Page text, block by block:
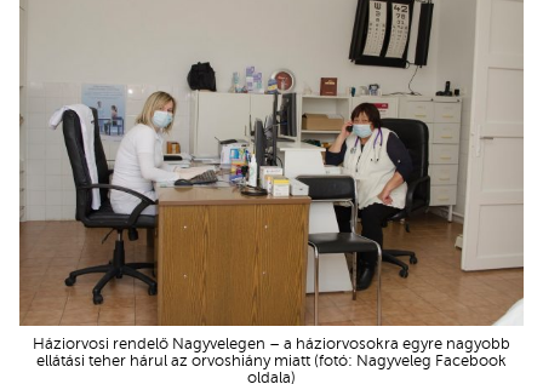
Háziorvosi rendelő Nagyvelegen – a háziorvosokra egyre nagyobb
ellátási teher hárul az orvoshiány miatt (fotó: Nagyveleg Facebook
oldala)